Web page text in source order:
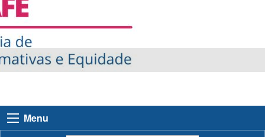
Menu